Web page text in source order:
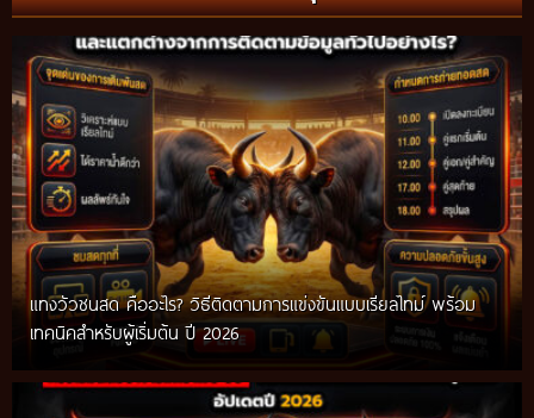
แทงวัวชนสด คืออะไร? วิธีติดตามการแข่งขันแบบเรียลไทม์ พร้อม
เทคนิคสำหรับผู้เริ่มต้น ปี 2026